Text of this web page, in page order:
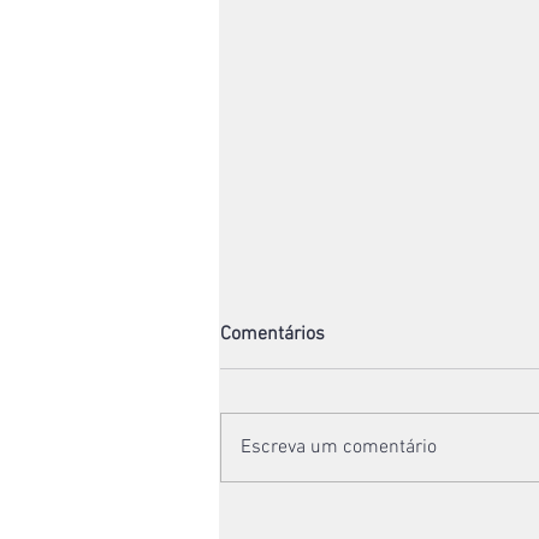
Comentários
Escreva um comentário